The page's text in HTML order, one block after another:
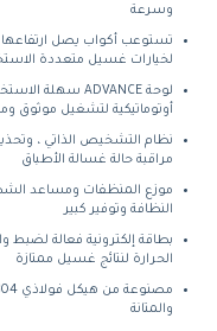
وسرعة
لخيارات غسيل متعددة
أوتوماتيكية لتشغيل موثوق
نظام التشخيص الذاتي ،
مراقبة حالة غسالة الأطباق
موزع المنظفات ومساعد
النظافة وتوفير كبير
بطاقة إلكترونية فعالة
الحرارة لنتائج غسيل ممتازة
والمتانة